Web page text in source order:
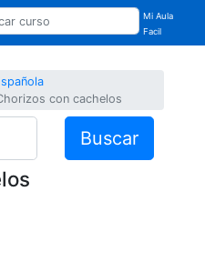
Mi Aula
Facil
con cachelos
Buscar